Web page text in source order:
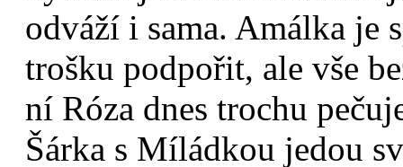
odváží i sama. Amálka je
trošku podpořit, ale vše
ní Róza dnes trochu
Šárka s Míládkou jedou